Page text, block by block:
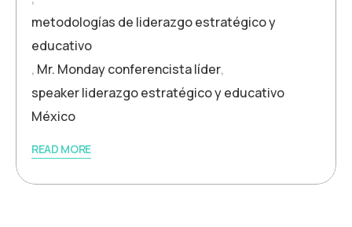
metodologías de liderazgo estratégico y
educativo
, Mr. Monday conferencista líder,
speaker liderazgo estratégico y educativo
México
READ MORE